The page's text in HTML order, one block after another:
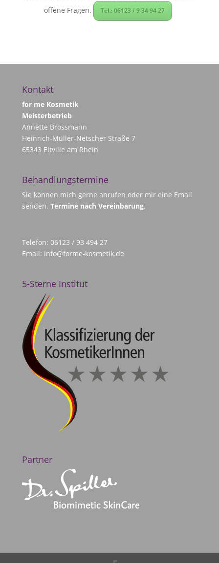
offene Fragen.
Tel.: 06123 / 9 34 94 27
Kontakt
for me Kosmetik
Meisterbetrieb
Annette Brossmann
Heinrich-Müller-Netscher Straße 7
65343 Eltville am Rhein
Behandlungstermine
Sie können mich gerne anrufen oder mir eine Email
senden. Termine nach Vereinbarung.
Telefon: 06123 / 93 494 27
Email: info@forme-kosmetik.de
5-Sterne Institut
Partner